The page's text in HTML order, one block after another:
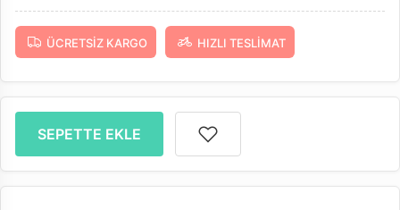
ÜCRETSIZ KARGO HIZLI TESLIMAT
SEPETTE EKLE